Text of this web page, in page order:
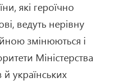
які героїчно
ведуть нерівну
змінюються і
Міністерства
українських